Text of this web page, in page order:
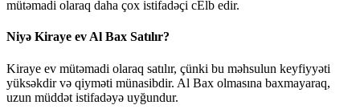
mütəmadi olaraq daha çox istifadəçi cElb edir.
Niyə Kiraye ev Al Bax Satılır?
Kiraye ev mütəmadi olaraq satılır, çünki bu məhsulun keyfiyyəti
yüksəkdir və qiyməti münasibdir. Al Bax olmasına baxmayaraq,
uzun müddət istifadəyə uyğundur.